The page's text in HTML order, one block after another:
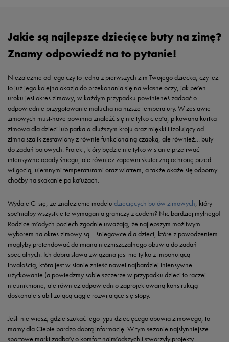
Jakie są najlepsze dziecięce buty na zimę?
Znamy odpowiedź na to pytanie!
Niezależnie od tego czy to jedna z pierwszych zim Twojego dziecka, czy też
to już jego kolejna okazja do przekonania się na własne oczy, jak pełen
uroku jest okres zimowy, w każdym przypadku powinieneś zadbać o
odpowiednie przygotowanie malucha na niższe temperatury. W zestawie
zimowych must-have powinna znaleźć się nie tylko ciepła, pikowana kurtka
zimowa dla dzieci lub parka o dłuższym kroju oraz miękki i izolujący od
zimna szalik zestawiony z równie funkcjonalną czapką, ale również… buty
do zadań bojowych. Projekt, który będzie nie tylko w stanie przetrwać
intensywne opady śniegu, ale również zapewni skuteczną ochronę przed
wilgocią, ujemnymi temperaturami oraz wiatrem, a także okaże się odporny
choćby na skakanie po kałużach.
Wydaje Ci się, że znalezienie modelu dziecięcych butów zimowych, który
spełniałby wszystkie te wymagania graniczy z cudem? Nic bardziej mylnego!
Rodzice młodych pociech zgodnie uważają, że najlepszym możliwym
wyborem na okres zimowy są… śniegowce dla dzieci, które z powodzeniem
mogłyby pretendować do miana niezniszczalnego obuwia do zadań
specjalnych. Ich dobra sława związana jest nie tylko z imponującą
trwałością, która jest w stanie znieść nawet najbardziej intensywne
użytkowanie (a powiedzmy sobie szczerze w przypadku dzieci to raczej
nieuniknione, ale również odpowiednio zaprojektowaną konstrukcją
doskonale stabilizującą ciągle rozwijające się stopy.
Jeśli nie wiesz, gdzie szukać tego typu dziecięcego obuwia zimowego, to
mamy dla Ciebie bardzo dobrą informację. W tym sezonie najsłynniejsze
sportowe marki zadbały o komfort najmłodszych i stworzyły projekty